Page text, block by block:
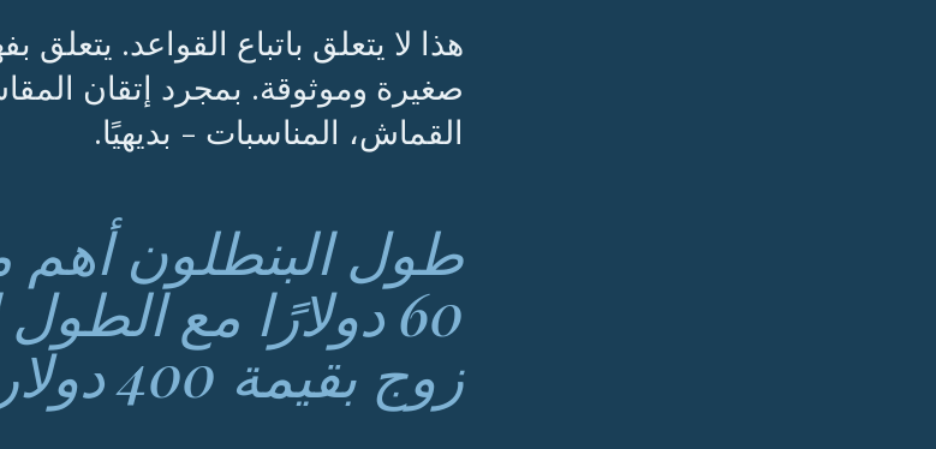
هذا لا يتعلق باتباع القواعد.
صغيرة وموثوقة. بمجرد إتقان
القماش، المناسبات - بديهيًا.
طول البنطلون
60 دولارًا مع
زوج بقيمة 400 دولار يتجمع عند كاحليك.